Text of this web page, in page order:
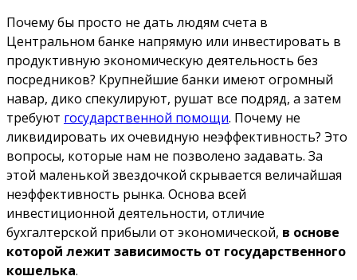
Почему бы просто не дать людям счета в
Центральном банке напрямую или инвестировать в
продуктивную экономическую деятельность без
посредников? Крупнейшие банки имеют огромный
навар, дико спекулируют, рушат все подряд, а затем
требуют государственной помощи. Почему не
ликвидировать их очевидную неэффективность? Это
вопросы, которые нам не позволено задавать. За
этой маленькой звездочкой скрывается величайшая
неэффективность рынка. Основа всей
инвестиционной деятельности, отличие
бухгалтерской прибыли от экономической, в основе
которой лежит зависимость от государственного
кошелька.